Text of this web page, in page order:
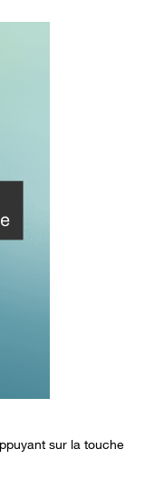
sur la touche